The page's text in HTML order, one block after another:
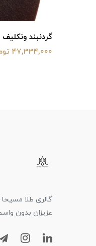
گردنبند
47,334,000 تومان
گالری طلا
عزیزان بدون